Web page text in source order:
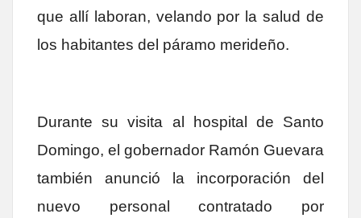
que allí laboran, velando por la salud de
los habitantes del páramo merideño.
Durante su visita al hospital de Santo
Domingo, el gobernador Ramón Guevara
también anunció la incorporación del
nuevo personal contratado por